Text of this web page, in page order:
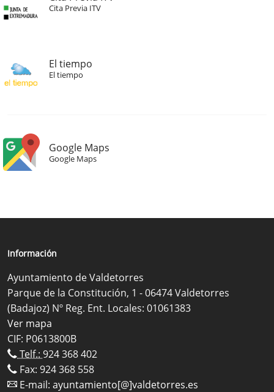
Cita Previa ITV
El tiempo
El tiempo
Google Maps
Google Maps
Información
Ayuntamiento de Valdetorres
Parque de la Constitución, 1 - 06474 Valdetorres
(Badajoz) Nº Reg. Ent. Locales: 01061383
Ver mapa
CIF: P0613800B
Telf.: 924 368 402
Fax: 924 368 558
E-mail: ayuntamiento[@]valdetorres.es